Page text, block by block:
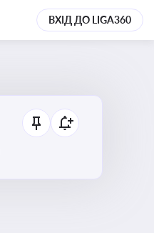
ВХІД ДО LIGA360